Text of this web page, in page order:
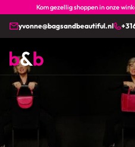
Kom gezellig shoppen in onze
yvonne@bagsandbeautiful.nl